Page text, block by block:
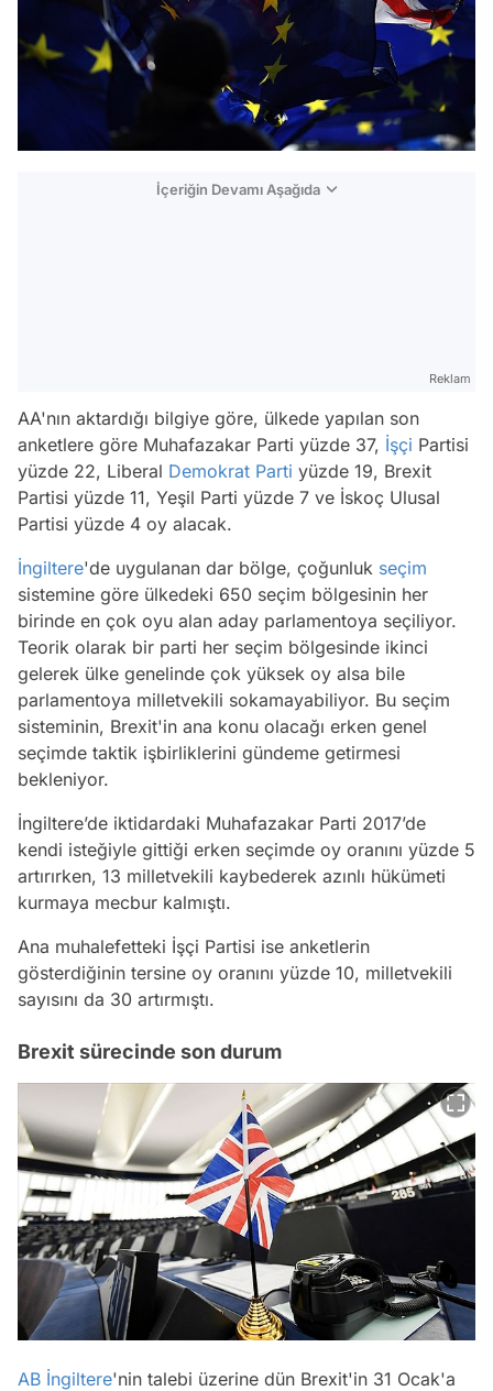
İçeriğin Devamı Aşağıda
Reklam
AA'nın aktardığı bilgiye göre, ülkede yapılan son
anketlere göre Muhafazakar Parti yüzde 37, İşçi Partisi
yüzde 22, Liberal Demokrat Parti yüzde 19, Brexit
Partisi yüzde 11, Yeşil Parti yüzde 7 ve İskoç Ulusal
Partisi yüzde 4 oy alacak.
İngiltere'de uygulanan dar bölge, çoğunluk seçim
sistemine göre ülkedeki 650 seçim bölgesinin her
birinde en çok oyu alan aday parlamentoya seçiliyor.
Teorik olarak bir parti her seçim bölgesinde ikinci
gelerek ülke genelinde çok yüksek oy alsa bile
parlamentoya milletvekili sokamayabiliyor. Bu seçim
sisteminin, Brexit'in ana konu olacağı erken genel
seçimde taktik işbirliklerini gündeme getirmesi
bekleniyor.
İngiltere’de iktidardaki Muhafazakar Parti 2017’de
kendi isteğiyle gittiği erken seçimde oy oranını yüzde 5
artırırken, 13 milletvekili kaybederek azınlı hükümeti
kurmaya mecbur kalmıştı.
Ana muhalefetteki İşçi Partisi ise anketlerin
gösterdiğinin tersine oy oranını yüzde 10, milletvekili
sayısını da 30 artırmıştı.
Brexit sürecinde son durum
AB İngiltere'nin talebi üzerine dün Brexit'in 31 Ocak'a